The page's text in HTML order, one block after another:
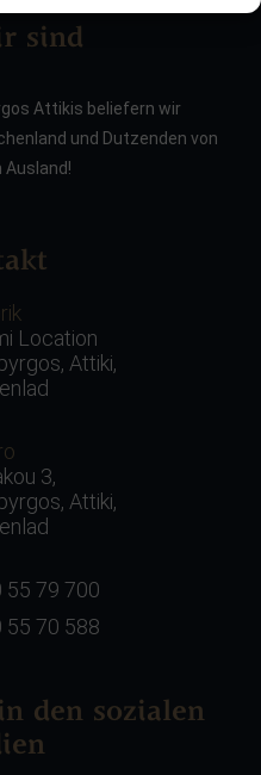
sind
Attikis beliefern wir
und Dutzenden von
Ausland!
Location
Attiki,
3,
Attiki,
55 79 700
55 70 588
den sozialen